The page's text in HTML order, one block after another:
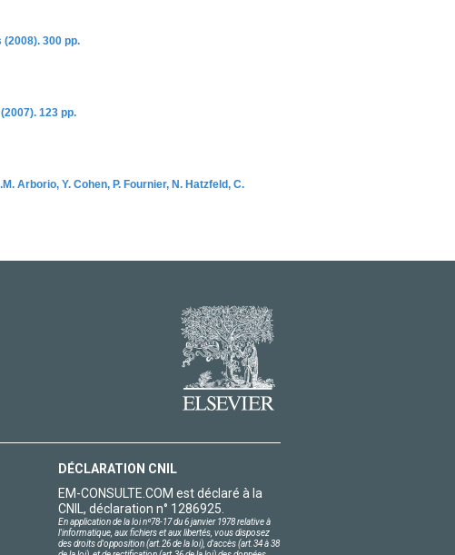
300 pp.
123 pp.
Arborio, Y. Cohen, P. Fournier, N. Hatzfeld, C.
DÉCLARATION CNIL
EM-CONSULTE.COM est déclaré à la
CNIL, déclaration n° 1286925.
En application de la loi nº78-17 du 6 janvier 1978 relative à
l'informatique, aux fichiers et aux libertés, vous disposez
des droits d'opposition (art.26 de la loi), d'accès (art.34 à 38